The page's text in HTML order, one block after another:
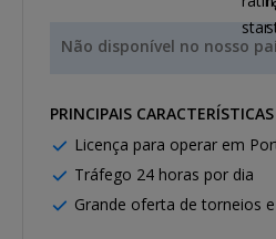
Não disponível no nosso
PRINCIPAIS CARACTERÍSTICAS
Licença para operar em
Tráfego 24 horas por dia
Grande oferta de torneios